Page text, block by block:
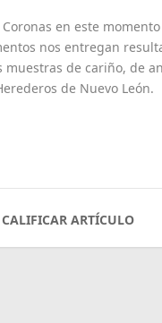
en este
nos entregan
muestras de cariño, de
de Nuevo León.
CALIFICAR ARTÍCULO